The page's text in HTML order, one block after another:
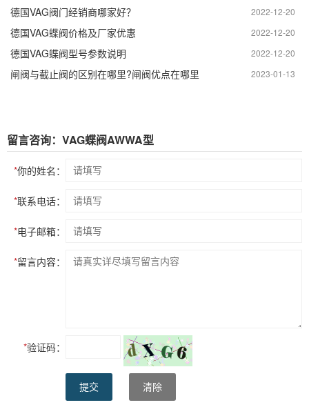
2022-12-20
德国VAG阀门经销商哪家好？
2022-12-20
德国VAG蝶阀价格及厂家优惠
2022-12-20
德国VAG蝶阀型号参数说明
2023-01-13
闸阀与截止阀的区别在哪里?闸阀优点在哪里
留言咨询：VAG蝶阀AWWA型
*你的姓名：
*联系电话：
*电子邮箱：
*留言内容：
*验证码：
提交 清除